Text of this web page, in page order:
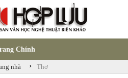
Chính
nhà › Thơ